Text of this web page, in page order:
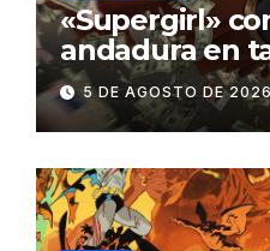
«Supergirl»
andadura en
película de
recaudación
«Catwoman»
5 DE AGOSTO DE